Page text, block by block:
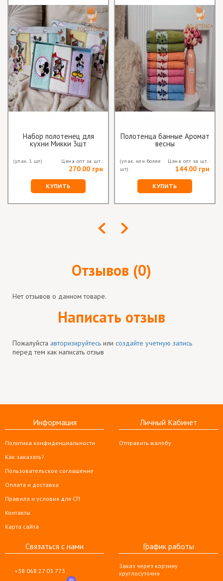
Набор полотенец для
кухни Микки 3шт
(упак. 1 шт) Цена опт за шт.:
270.00 грн
КУПИТЬ
Полотенца банные Аромат
весны
(упак. или более
шт)
Цена опт за шт.:
144.00 грн
КУПИТЬ
Отзывов (0)
Нет отзывов о данном товаре.
Написать отзыв
Пожалуйста авторизируйтесь или создайте учетную запись
перед тем как написать отзыв
Информация
Политика конфиденциальности
Как заказать?
Пользовательское соглашение
Оплата и доставка
Правила и условия для СП
Контакты
Карта сайта
Личный Кабинет
Отправить жалобу
Связаться с нами
+38 068 27 03 773
График работы
Заказ через корзину
круглосуточно